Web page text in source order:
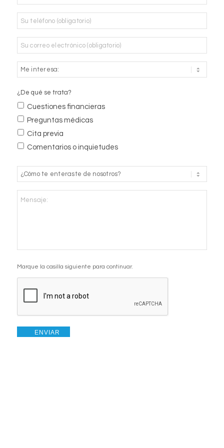
Teléfono
electrónico
*
¿De qué se trata?
Cuestiones financieras
Preguntas médicas
Cita previa
Comentarios o inquietudes
¿Cómo
te
nosotros?
CAPTCHA
Marque la casilla siguiente para continuar.
ENVIAR